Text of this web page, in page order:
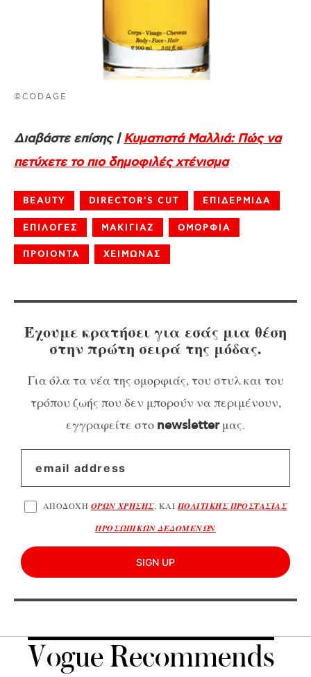
©CODAGE
Διαβάστε επίσης |Κυματιστά Μαλλιά: Πώς να
πετύχετε το πιο δημοφιλές χτένισμα
BEAUTY DIRECTOR'S CUT ΕΠΙΔΕΡΜΙΔΑ
ΕΠΙΛΟΓΕΣ ΜΑΚΙΓΙΑΖ ΟΜΟΡΦΙΑ
ΠΡΟΙΟΝΤΑ ΧΕΙΜΩΝΑΣ
Έχουμε κρατήσει για εσάς μια θέση
στην πρώτη σειρά της μόδας.
Για όλα τα νέα της ομορφιάς, του στυλ και του
τρόπου ζωής που δεν μπορούν να περιμένουν,
εγγραφείτε στο newsletterμας.
ΑΠΟΔΟΧΗ ΟΡΩΝ ΧΡΗΣΗΣ, ΚΑΙΠΟΛΙΤΙΚΗΣ ΠΡΟΣΤΑΣΙΑΣ
ΠΡΟΣΩΠΙΚΩΝ ΔΕΔΟΜΕΝΩΝ
SIGN UP
Vogue Recommends